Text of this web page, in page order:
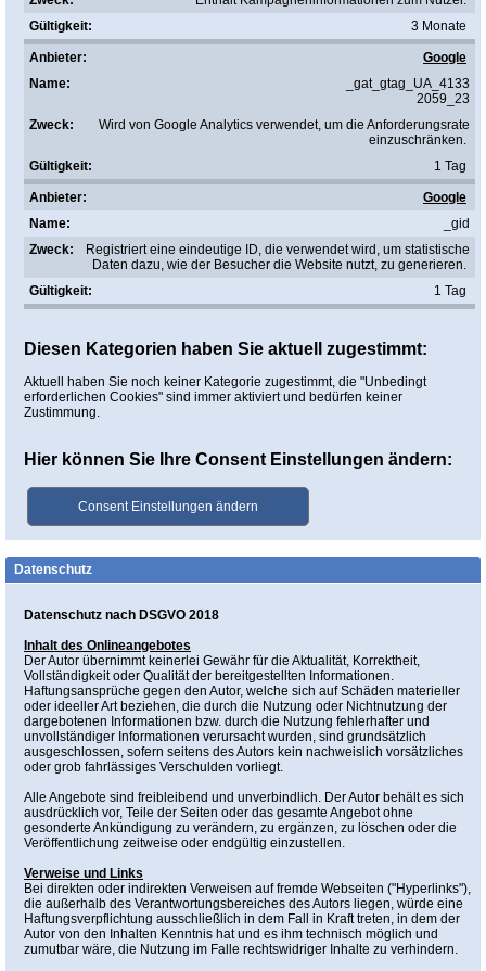
3 Monate
Google
_gat_gtag_UA_4133
2059_23
Wird von Google Analytics verwendet, um die Anforderungsrate
einzuschränken.
1 Tag
Google
_gid
Registriert eine eindeutige ID, die verwendet wird, um statistische
Daten dazu, wie der Besucher die Website nutzt, zu generieren.
1 Tag
Diesen Kategorien haben Sie aktuell zugestimmt:
Aktuell haben Sie noch keiner Kategorie zugestimmt, die "Unbedingt
erforderlichen Cookies" sind immer aktiviert und bedürfen keiner
Zustimmung.
Hier können Sie Ihre Consent Einstellungen ändern:
Datenschutz
Datenschutz nach DSGVO 2018
Inhalt des Onlineangebotes
Der Autor übernimmt keinerlei Gewähr für die Aktualität, Korrektheit,
Vollständigkeit oder Qualität der bereitgestellten Informationen.
Haftungsansprüche gegen den Autor, welche sich auf Schäden materieller
oder ideeller Art beziehen, die durch die Nutzung oder Nichtnutzung der
dargebotenen Informationen bzw. durch die Nutzung fehlerhafter und
unvollständiger Informationen verursacht wurden, sind grundsätzlich
ausgeschlossen, sofern seitens des Autors kein nachweislich vorsätzliches
oder grob fahrlässiges Verschulden vorliegt.
Alle Angebote sind freibleibend und unverbindlich. Der Autor behält es sich
ausdrücklich vor, Teile der Seiten oder das gesamte Angebot ohne
gesonderte Ankündigung zu verändern, zu ergänzen, zu löschen oder die
Veröffentlichung zeitweise oder endgültig einzustellen.
Verweise und Links
Bei direkten oder indirekten Verweisen auf fremde Webseiten ("Hyperlinks"),
die außerhalb des Verantwortungsbereiches des Autors liegen, würde eine
Haftungsverpflichtung ausschließlich in dem Fall in Kraft treten, in dem der
Autor von den Inhalten Kenntnis hat und es ihm technisch möglich und
zumutbar wäre, die Nutzung im Falle rechtswidriger Inhalte zu verhindern.